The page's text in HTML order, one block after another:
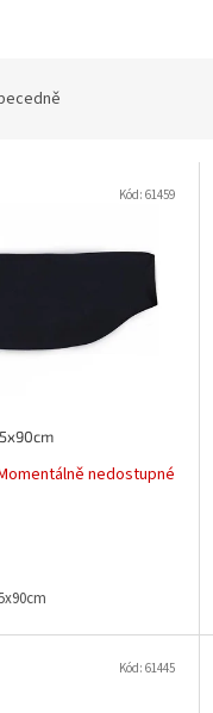
nedostupné
Kód:61459
Kód:61445